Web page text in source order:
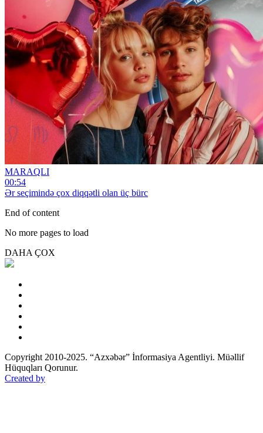
MARAQLI
00:54
Ər seçimində çox diqqətli olan üç bürc
End of content
No more pages to load
DAHA ÇOX
Copyright 2010-2025. “Azxəbər” İnformasiya Agentliyi. Müəllif
Hüquqları Qorunur.
Created by